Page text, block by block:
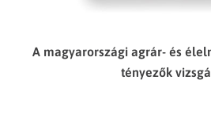
A magyarországi agrár- és
tényezők